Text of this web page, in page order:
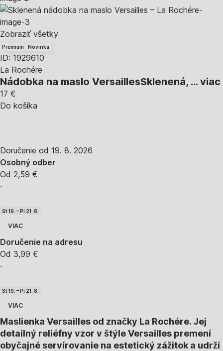
Zobraziť všetky
Premium Novinka
ID: 1929610
La Rochére
Nádobka na maslo VersaillesSklenená, … viac
17 €
Do košíka
Doručenie od 19. 8. 2026
Osobný odber
Od 2,59 €
·
St 19. – Pi 21. 8.
VIAC
Doručenie na adresu
Od 3,99 €
·
St 19. – Pi 21. 8.
VIAC
Maslienka Versailles od značky La Rochére. Jej
detailný reliéfny vzor v štýle Versailles premení
obyčajné servírovanie na estetický zážitok a udrží